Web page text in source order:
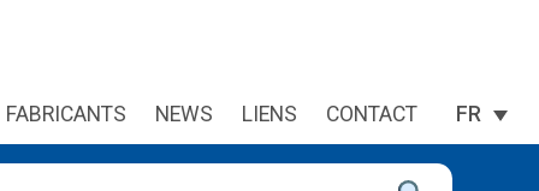
FABRICANTS NEWS LIENS CONTACT FR